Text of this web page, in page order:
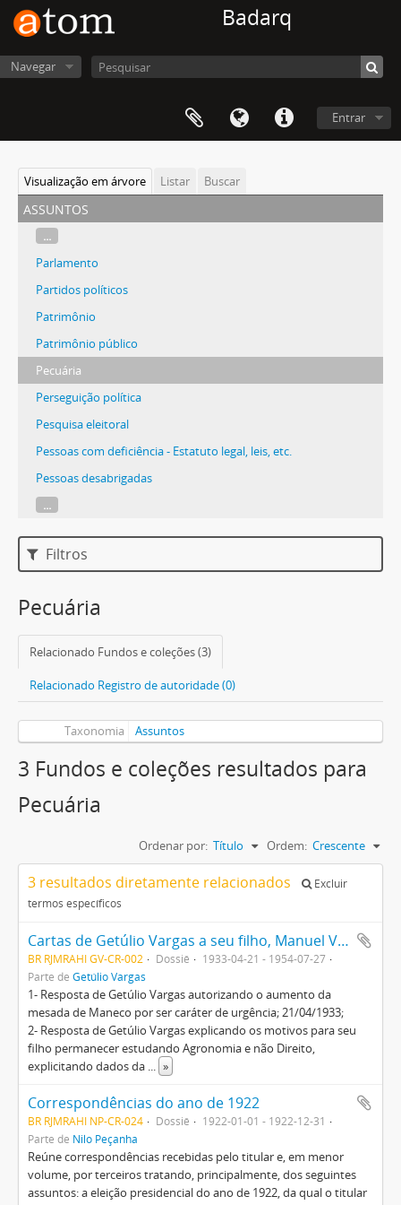
Badarq
Navegar
Entrar
Visualização em árvore Listar Buscar
assuntos
...
Parlamento
Partidos políticos
Patrimônio
Patrimônio público
Pecuária
Perseguição política
Pesquisa eleitoral
Pessoas com deficiência - Estatuto legal, leis, etc.
Pessoas desabrigadas
...
Filtros
Pecuária
Relacionado Fundos e coleções (3)
Relacionado Registro de autoridade (0)
Taxonomia Assuntos
3 Fundos e coleções resultados para
Pecuária
Ordenar por: Título Ordem: Crescente
3 resultados diretamente relacionados
Excluir
termos específicos
Cartas de Getúlio Vargas a seu filho, Manuel Vargas (Maneco), contendo observações relativas a assuntos pessoais e a comentários sobre questões políticas do Estado do Rio Grande do Sul
BR RJMRAHI GV-CR-002 Dossiê
1933-04-21 - 1954-07-27
Parte de Getúlio Vargas
1- Resposta de Getúlio Vargas autorizando o aumento da
mesada de Maneco por ser caráter de urgência; 21/04/1933;
2- Resposta de Getúlio Vargas explicando os motivos para seu
filho permanecer estudando Agronomia e não Direito,
explicitando dados da ... »
Correspondências do ano de 1922
BR RJMRAHI NP-CR-024 Dossiê
1922-01-01 - 1922-12-31
Parte de Nilo Peçanha
Reúne correspondências recebidas pelo titular e, em menor
volume, por terceiros tratando, principalmente, dos seguintes
assuntos: a eleição presidencial do ano de 1922, da qual o titular